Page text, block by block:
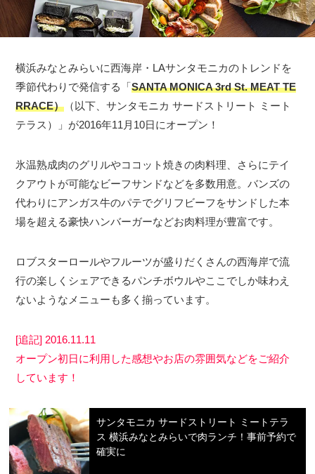
横浜みなとみらいに西海岸・LAサンタモニカのトレンドを
季節代わりで発信する「SANTA MONICA 3rd St. MEAT TE
RRACE） （以下、サンタモニカ サードストリート ミート
テラス）」が2016年11月10日にオープン！
氷温熟成肉のグリルやココット焼きの肉料理、さらにテイ
クアウトが可能なビーフサンドなどを多数用意。バンズの
代わりにアンガス牛のパテでグリフビーフをサンドした本
場を超える豪快ハンバーガーなどお肉料理が豊富です。
ロブスターロールやフルーツが盛りだくさんの西海岸で流
行の楽しくシェアできるパンチボウルやここでしか味わえ
ないようなメニューも多く揃っています。
[追記] 2016.11.11
オープン初日に利用した感想やお店の雰囲気などをご紹介
しています！
サンタモニカ サードストリート ミートテラ
ス 横浜みなとみらいで肉ランチ！事前予約で
確実に